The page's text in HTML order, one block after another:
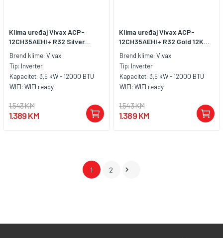
Klima uređaj Vivax ACP-
12CH35AEHI+ R32 Silver...
Brend klime: Vivax
Tip: Inverter
Kapacitet: 3,5 kW - 12000 BTU
WIFI: WIFI ready
1.543 KM
1.389 KM
Klima uređaj Vivax ACP-
12CH35AEHI+ R32 Gold 12K...
Brend klime: Vivax
Tip: Inverter
Kapacitet: 3,5 kW - 12000 BTU
WIFI: WIFI ready
1.543 KM
1.389 KM
1 2 